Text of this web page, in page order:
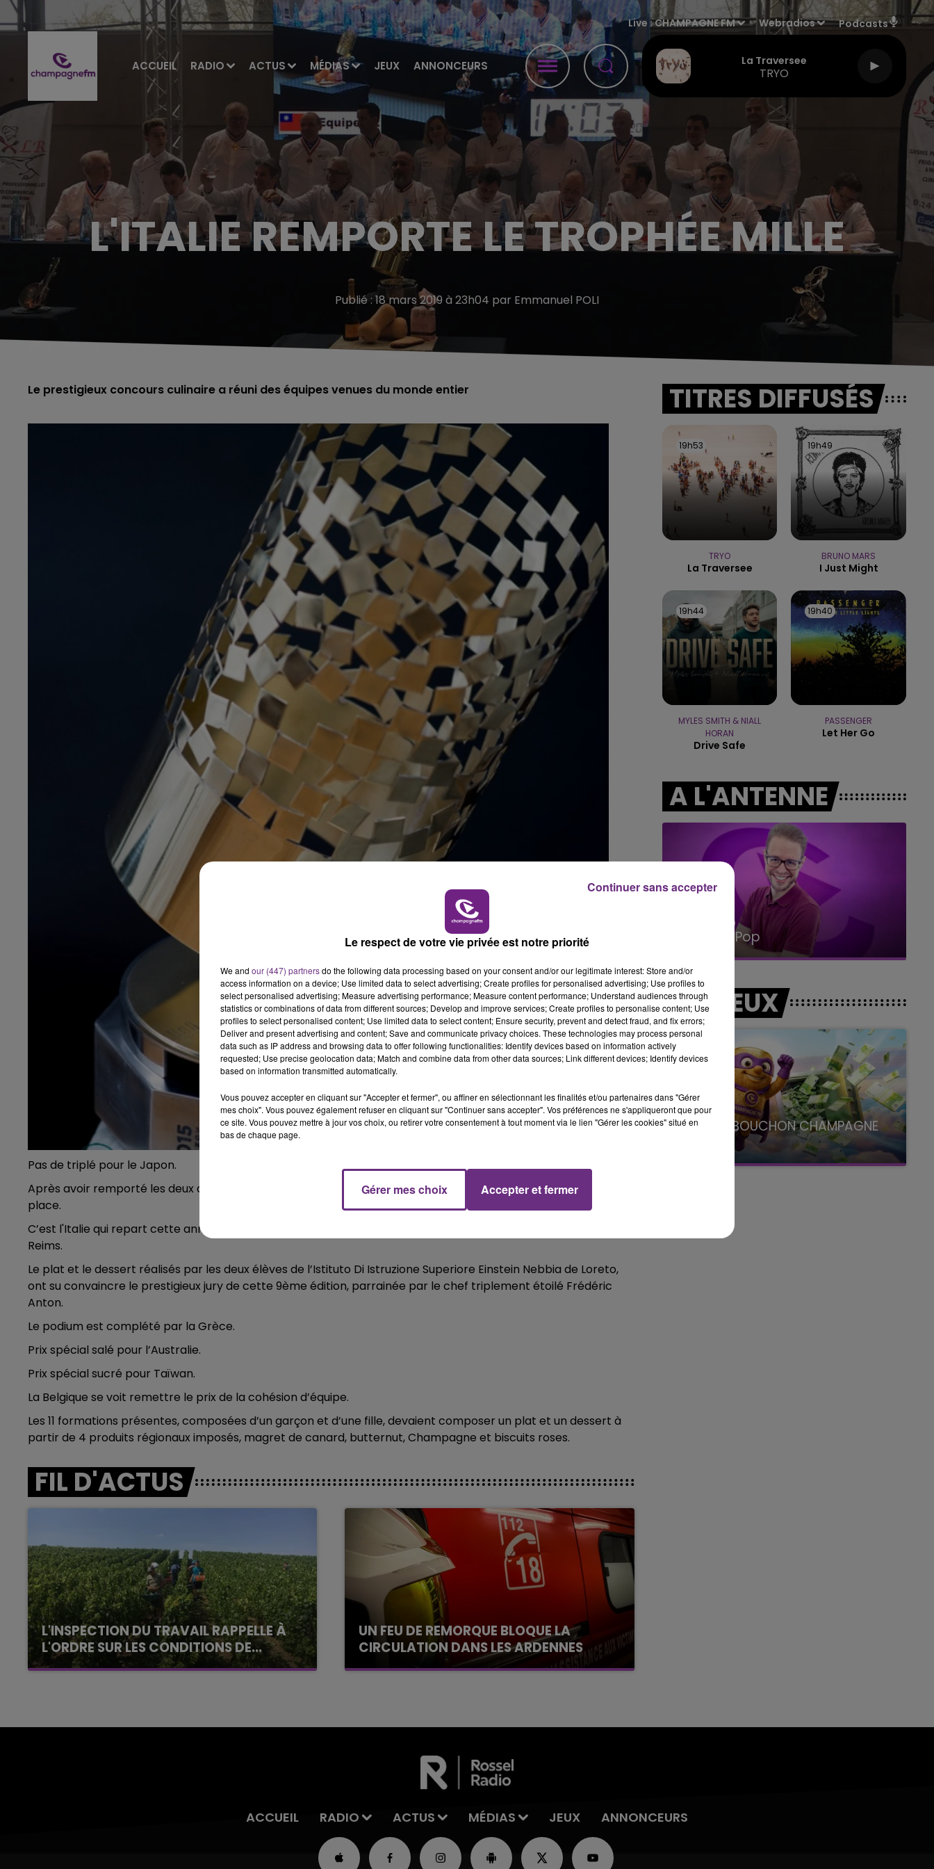
ACCUEIL RADIO ACTUS MÉDIAS JEUX ANNONCEURS
Live :CHAMPAGNE FM Webradios Podcasts
La Traversee
TRYO
5h00 - 6h00
LE BEST OF DE LA FAMILLE
CHAMPAGNE FM
6h00 - 10h00
LA FAMILLE
10h00 - 14h00
LE TICKET DE CAISSE
L'ITALIE REMPORTE LE TROPHÉE MILLE
Publié : 18 mars 2019 à 23h04 par Emmanuel POLI
Le prestigieux concours culinaire a réuni des équipes venues du monde entier
Pas de triplé pour le Japon.
Après avoir remporté les deux dernières éditions, l'équipe japonaise a dû se contenter, cette fois, de la 2ème
place.
C’est l'Italie qui repart cette année avec le trophée Mille International, disputé aujourd'hui (lundi 18 mars) à
Reims.
Le plat et le dessert réalisés par les deux élèves de l’Istituto Di Istruzione Superiore Einstein Nebbia de Loreto,
ont su convaincre le prestigieux jury de cette 9ème édition, parrainée par le chef triplement étoilé Frédéric
Anton.
Le podium est complété par la Grèce.
Prix spécial salé pour l’Australie.
Prix spécial sucré pour Taïwan.
La Belgique se voit remettre le prix de la cohésion d’équipe.
Les 11 formations présentes, composées d’un garçon et d’une fille, devaient composer un plat et un dessert à
partir de 4 produits régionaux imposés, magret de canard, butternut, Champagne et biscuits roses.
FIL D'ACTUS
L'INSPECTION DU TRAVAIL RAPPELLE À
L'ORDRE SUR LES CONDITIONS DE...
Alors que les dates de début des vendange
UN FEU DE REMORQUE BLOQUE LA
CIRCULATION DANS LES ARDENNES
Un feu de remorque s'est déclaré ce mercredi
TITRES DIFFUSÉS
19h53
19h53
TRYO
La Traversee
19h49
19h49
BRUNO MARS
I Just Might
19h44
19h44
MYLES SMITH & NIALL
HORAN
Drive Safe
19h40
19h40
PASSENGER
Let Her Go
A L'ANTENNE
6h00 - 10h00
La Famille
10h00 - 14h00
LE TICKET DE CAISSE
14h00 - 15h00
La Radio Pop
LES JEUX
LE SUPER BOUCHON CHAMPAGNE
avec La Famille Champagne FM, à 8H10
ACCUEIL RADIO ACTUS MÉDIAS JEUX ANNONCEURS
Le respect de votre vie privée est notre priorité
We and our (447) partnersdo the following data processing based on your consent and/or our legitimate interest: Store and/or
access information on a device; Use limited data to select advertising; Create profiles for personalised advertising; Use profiles to
select personalised advertising; Measure advertising performance; Measure content performance; Understand audiences through
statistics or combinations of data from different sources; Develop and improve services; Create profiles to personalise content; Use
profiles to select personalised content; Use limited data to select content; Ensure security, prevent and detect fraud, and fix errors;
Deliver and present advertising and content; Save and communicate privacy choices. These technologies may process personal
data such as IP address and browsing data to offer following functionalities: Identify devices based on information actively
requested; Use precise geolocation data; Match and combine data from other data sources; Link different devices; Identify devices
based on information transmitted automatically.
Vous pouvez accepter en cliquant sur "Accepter et fermer", ou affiner en sélectionnant les finalités et/ou partenaires dans "Gérer
mes choix". Vous pouvez également refuser en cliquant sur "Continuer sans accepter". Vos préférences ne s'appliqueront que pour
ce site. Vous pouvez mettre à jour vos choix, ou retirer votre consentement à tout moment via le lien "Gérer les cookies" situé en
bas de chaque page.
Gérer mes choix Accepter et fermer
Continuer sans accepter